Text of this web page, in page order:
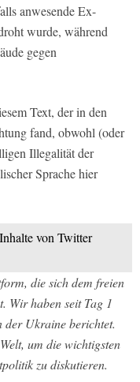
anwesende Ex-
wurde, während
gegen
Text, der in den
fand, obwohl (oder
Illegalität der
Sprache hier
von Twitter
die sich dem freien
Wir haben seit Tag 1
der Ukraine berichtet.
um die wichtigsten
zu diskutieren.